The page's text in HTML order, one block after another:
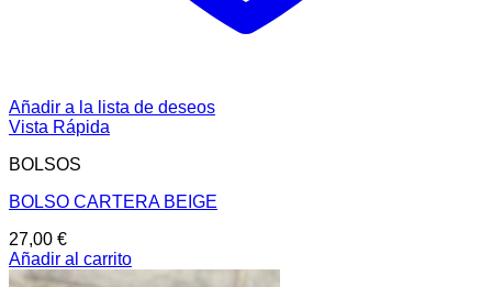
Añadir a la lista de deseos
Vista Rápida
BOLSOS
BOLSO CARTERA BEIGE
27,00 €
Añadir al carrito